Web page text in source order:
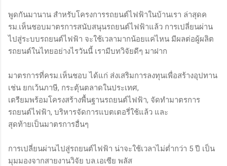
พูดกันมานาน สำหรับโครงการรถยนต์ไฟฟ้าในบ้านเรา ล่าสุดค
รม.เห็นชอบมาตรการสนับสนุนรถยนต์ไฟฟ้าแล้ว การเปลี่ยนผ่าน
ไปสู่ระบบรถยนต์ไฟฟ้า จะใช้เวลามากน้อยแค่ไหน มีผลต่อผู้ผลิต
รถยนต์ในไทยอย่างไรวันนี้ เรามีบทวิจัยดีๆ มาฝาก
มาตรการที่ครม.เห็นชอบ ได้แก่ ส่งเสริมการลงทุนเพื่อสร้างอุปทาน
เช่น ยกเว้นภาษี, กระตุ้นตลาดในประเทศ,
เตรียมพร้อมโครงสร้างพื้นฐานรถยนต์ไฟฟ้า, จัดทำมาตรการ
รถยนต์ไฟฟ้า, บริหารจัดการแบตเตอรี่ใช้แล้ว และ
สุดท้ายเป็นมาตรการอื่นๆ
การเปลี่ยนผ่านไปสู่รถยนต์ไฟฟ้า น่าจะใช้เวลาไม่ต่ำกว่า 5 ปี เป็น
มุมมองจากสายงานวิจัย บล.เอเซีย พลัส